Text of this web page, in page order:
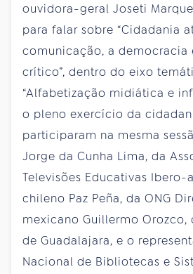
ouvidora-geral Joseti
para falar sobre “Cidadania
comunicação, a democracia
crítico”, dentro do eixo
“Alfabetização midiática e
o pleno exercício da
participaram na mesma
Jorge da Cunha Lima, da
Televisões Educativas Ibero-
chileno Paz Peña, da ONG
mexicano Guillermo Orozco,
de Guadalajara, e o
Nacional de Bibliotecas e